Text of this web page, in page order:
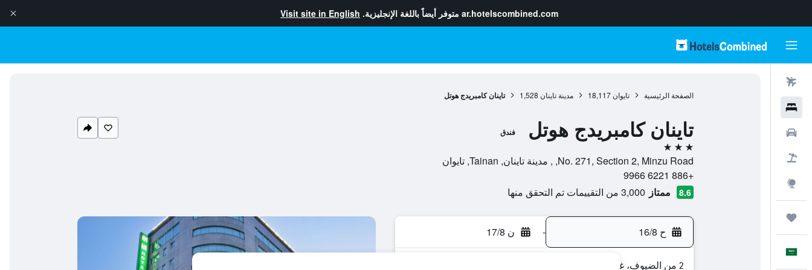
ar.hotelscombined.com متوفر أيضاً باللغة الإنجليزية. Visit site in English
الصفحة الرئيسية تايوان 18,117 مدينة تاينان 1,528 تاينان كامبريدج هوتل
تاينان كامبريدج هوتل فندق
3 نجوم
No. 271, Section 2, Minzu Road, , مدينة تاينان, Tainan, تايوان
+886 6221 9966
8.6 ممتاز 3,000 من التقييمات تم التحقق منها
ح 16/8 - ن 17/8
2 من الضيوف، غرفة واحدة